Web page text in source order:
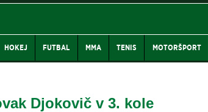
HOKEJ FUTBAL MMA TENIS MOTORŠPORT
Djokovič v 3. kole